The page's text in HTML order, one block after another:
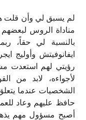
لم يسبق لي وأن قلت
مناداة الروس لبعضهم
بالنسبة لي حقاً،
ايفانوفيتش وأوليج
رؤيتي لهم استعدت
لأجواءه، لابد من
الشخصيات عندما
حافظ عليهم وعاد
أصبح مسؤول مهم